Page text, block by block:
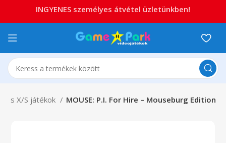
X/S játékok MOUSE: P.I. For Hire – Mouseburg Edition
INGYENES személyes átvétel üzletünkben!